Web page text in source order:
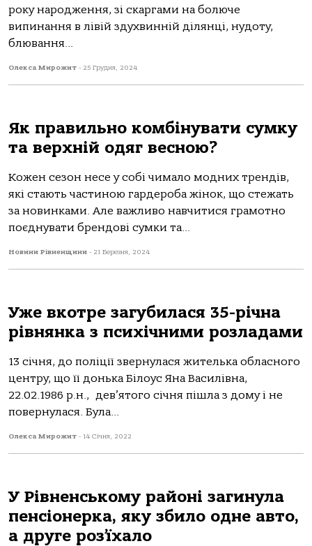
року народження, зі скаргами на болюче
випинання в лівій здухвинній ділянці, нудоту,
блювання...
Олекса Мирожит - 25 Грудня, 2024
Як правильно комбінувати сумку
та верхній одяг весною?
Кожен сезон несе у собі чимало модних трендів,
які стають частиною гардероба жінок, що стежать
за новинками. Але важливо навчитися грамотно
поєднувати брендові сумки та...
Новини Рівненщини - 21 Березня, 2024
Уже вкотре загубилася 35-річна
рівнянка з психічними розладами
13 січня, до поліції звернулася жителька обласного
центру, що її донька Білоус Яна Василівна,
22.02.1986 р.н., дев’ятого січня пішла з дому і не
повернулася. Була...
Олекса Мирожит - 14 Січня, 2022
У Рівненському районі загинула
пенсіонерка, яку збило одне авто,
а друге роз’їхало